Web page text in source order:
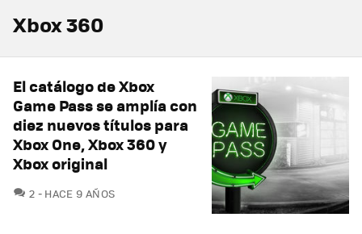
Xbox 360
El catálogo de Xbox
Game Pass se amplía con
diez nuevos títulos para
Xbox One, Xbox 360 y
Xbox original
2 COMENTARIOS
HACE 9 AÑOS